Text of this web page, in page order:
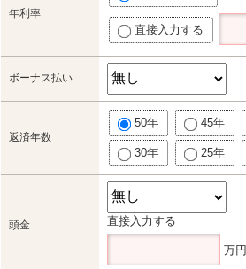
年利率
直接入力する
ボーナス払い
返済年数
50年 45年
30年 25年
頭金 直接入力する
万円